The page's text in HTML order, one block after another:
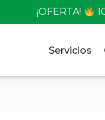
¡OFERTA!
Servicios